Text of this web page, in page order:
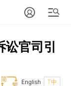
官司引
T中
English